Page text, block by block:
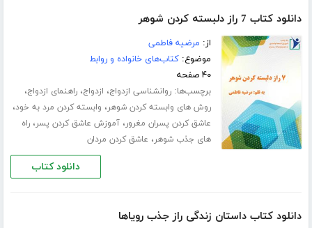
دانلود کتاب 7 راز دلبسته کردن شوهر
از: مرضیه فاطمی
موضوع:کتاب‌های خانواده و روابط
۴۰ صفحه
برچسب‌ها:روانشناسی ازدواج، ازدواج،راهنمای ازدواج،
روش های وابسته کردن شوهر، وابسته کردن مرد به خود،
عاشق کردن پسران مغرور،آموزش عاشق کردن پسر،راه
های جذب شوهر، عاشق کردن مردان
دانلود کتاب
دانلود کتاب داستان زندگی راز جذب رویاها